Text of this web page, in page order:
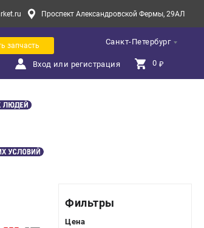
Проспект Александровской Фермы, 29АЛ
Санкт-Петербург
запчасть
Вход или регистрация 0 ₽
Фильтры
Цена